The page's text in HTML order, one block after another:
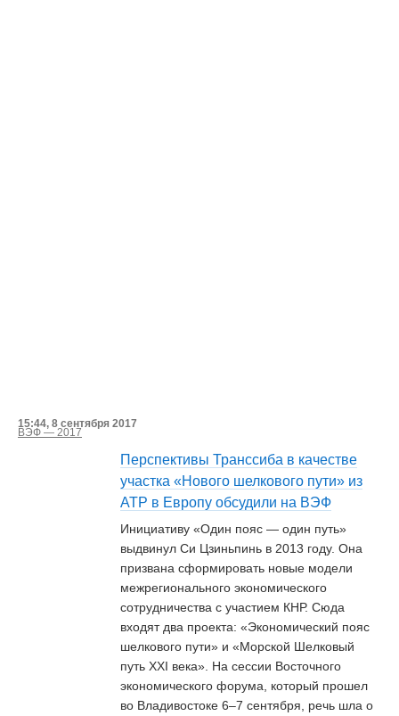
15:44, 8 сентября 2017
ВЭФ — 2017
Перспективы Транссиба в качестве
участка «Нового шелкового пути» из
АТР в Европу обсудили на ВЭФ
Инициативу «Один пояс — один путь»
выдвинул Си Цзиньпинь в 2013 году. Она
призвана сформировать новые модели
межрегионального экономического
сотрудничества с участием КНР. Сюда
входят два проекта: «Экономический пояс
шелкового пути» и «Морской Шелковый
путь XXI века». На сессии Восточного
экономического форума, который прошел
во Владивостоке 6–7 сентября, речь шла о